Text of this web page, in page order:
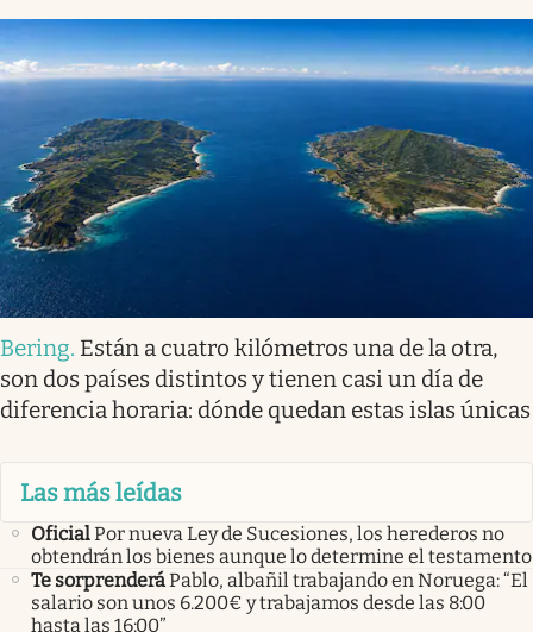
Bering. Están a cuatro kilómetros una de la otra,
son dos países distintos y tienen casi un día de
diferencia horaria: dónde quedan estas islas únicas
Las más leídas
OficialPor nueva Ley de Sucesiones, los herederos no
obtendrán los bienes aunque lo determine el testamento
Te sorprenderáPablo, albañil trabajando en Noruega: “El
salario son unos 6.200€ y trabajamos desde las 8:00
hasta las 16:00”